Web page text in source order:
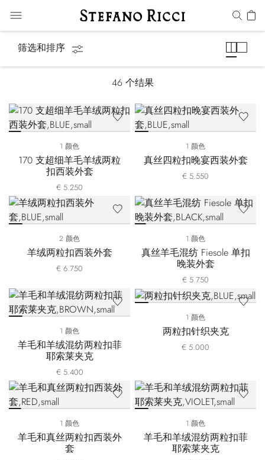
筛选和排序
46 个结果
1 颜色
170 支超细羊毛羊绒两粒
扣西装外套
€ 5.250
1 颜色
真丝四粒扣晚宴西装外套
€ 5.550
2 颜色
羊绒两粒扣西装外套
€ 6.750
1 颜色
真丝羊毛混纺 Fiesole 单扣
晚装外套
€ 5.750
1 颜色
羊毛和羊绒混纺两粒扣菲
耶索莱夹克
€ 5.400
1 颜色
两粒扣针织夹克
€ 5.000
1 颜色
羊毛和真丝两粒扣西装外
套
1 颜色
羊毛和羊绒混纺两粒扣菲
耶索莱夹克